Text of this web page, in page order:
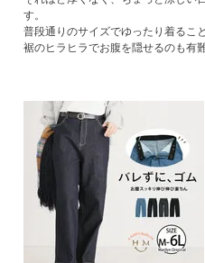
す。
普段通りのサイズでゆったり着るこ
裾のヒラヒラでお腹を隠せるのも有